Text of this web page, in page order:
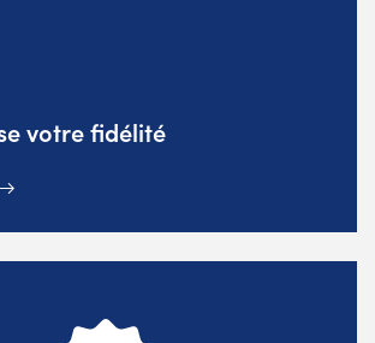
votre fidélité